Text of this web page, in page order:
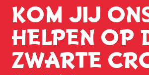
KOM JIJ
HELPEN OP
ZWARTE